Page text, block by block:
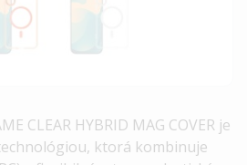
CLEAR HYBRID MAG COVER je
ktorá kombinuje